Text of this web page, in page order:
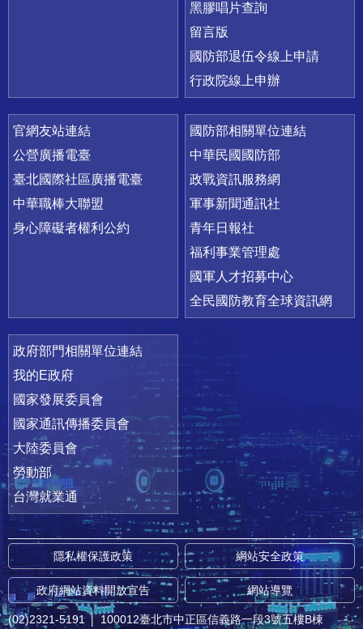
黑膠唱片查詢
留言版
國防部退伍令線上申請
行政院線上申辦
官網友站連結
公營廣播電臺
臺北國際社區廣播電臺
中華職棒大聯盟
身心障礙者權利公約
國防部相關單位連結
中華民國國防部
政戰資訊服務網
軍事新聞通訊社
青年日報社
福利事業管理處
國軍人才招募中心
全民國防教育全球資訊網
政府部門相關單位連結
我的E政府
國家發展委員會
國家通訊傳播委員會
大陸委員會
勞動部
台灣就業通
隱私權保護政策 網站安全政策
政府網站資料開放宣告 網站導覽
(02)2321-5191 │ 100012臺北市中正區信義路一段3號五樓B棟